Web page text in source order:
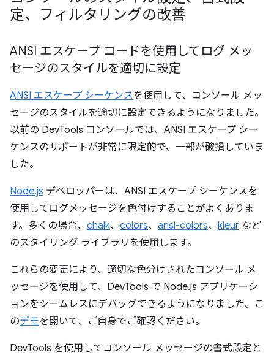
定、フィルタリングの改善
ANSI エスケープ コードを使用してログ メッ
セージのスタイルを適切に設定
ANSI エスケープ シーケンスを使用して、コンソール メッ
セージのスタイルを適切に設定できるようになりました。
以前の DevTools コンソールでは、ANSI エスケープ シー
ケンスのサポートが非常に限定的で、一部が破損していま
した。
Node.js デベロッパーは、ANSI エスケープ シーケンスを
使用してログメッセージを色付けすることがよくありま
す。多くの場合、 chalk、 colors、 ansi-colors、 kleur など
のスタイリング ライブラリを使用します。
これらの変更により、適切な色分けされたコンソール メ
ッセージを使用して、DevTools で Node.js アプリケーシ
ョンをシームレスにデバッグできるようになりました。こ
のデモを開いて、ご自身でご確認ください。
DevTools を使用してコンソール メッセージの書式設定と